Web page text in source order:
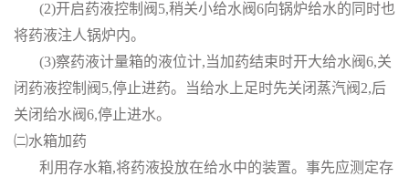
(2)开启药液控制阀5,稍关小给水阀6向锅炉给水的同时也
将药液注人锅炉内。
(3)察药液计量箱的液位计,当加药结束时开大给水阀6,关
闭药液控制阀5,停止进药。当给水上足时先关闭蒸汽阀2,后
关闭给水阀6,停止进水。
㈡水箱加药
利用存水箱,将药液投放在给水中的装置。事先应测定存